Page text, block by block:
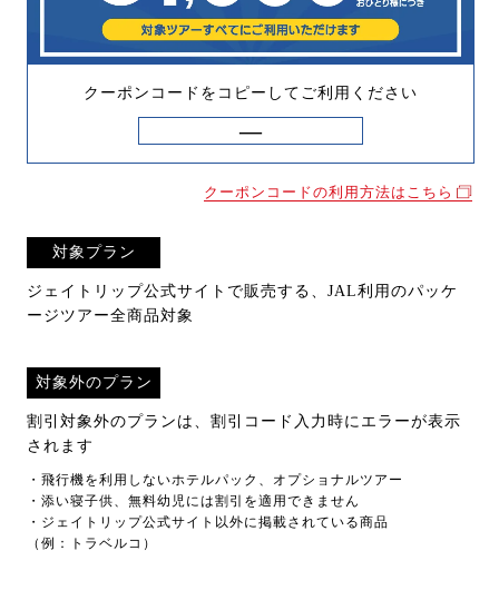
クーポンコードをコピーしてご利用ください
クーポンコードの利用方法はこちら
対象プラン
ジェイトリップ公式サイトで販売する、JAL利用のパッケ
ージツアー全商品対象
対象外のプラン
割引対象外のプランは、割引コード入力時にエラーが表示
されます
・飛行機を利用しないホテルパック、オプショナルツアー
・添い寝子供、無料幼児には割引を適用できません
・ジェイトリップ公式サイト以外に掲載されている商品
（例：トラベルコ）